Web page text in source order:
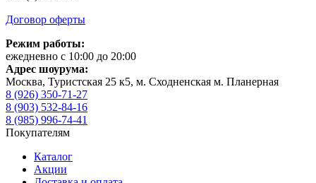
Договор оферты
Режим работы:
ежедневно с 10:00 до 20:00
Адрес шоурума:
Москва, Туристская 25 к5, м. Сходненская м. Планерная
8 (926) 350-71-27
8 (903) 532-84-16
8 (985) 996-74-41
Покупателям
Каталог
Акции